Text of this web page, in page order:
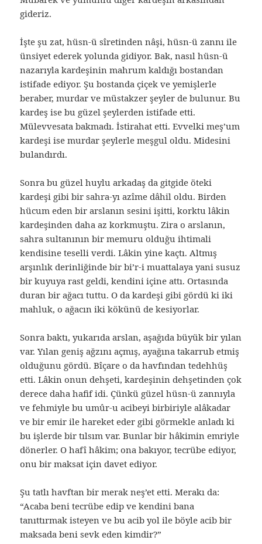
gideriz.
İşte şu zat, hüsn-ü sîretinden nâşi, hüsn-ü zannı ile
ünsiyet ederek yolunda gidiyor. Bak, nasıl hüsn-ü
nazarıyla kardeşinin mahrum kaldığı bostandan
istifade ediyor. Şu bostanda çiçek ve yemişlerle
beraber, murdar ve müstakzer şeyler de bulunur. Bu
kardeş ise bu güzel şeylerden istifade etti.
Mülevvesata bakmadı. İstirahat etti. Evvelki meş’um
kardeşi ise murdar şeylerle meşgul oldu. Midesini
bulandırdı.
Sonra bu güzel huylu arkadaş da gitgide öteki
kardeşi gibi bir sahra-yı azîme dâhil oldu. Birden
hücum eden bir arslanın sesini işitti, korktu lâkin
kardeşinden daha az korkmuştu. Zira o arslanın,
sahra sultanının bir memuru olduğu ihtimali
kendisine teselli verdi. Lâkin yine kaçtı. Altmış
arşınlık derinliğinde bir bi’r-i muattalaya yani susuz
bir kuyuya rast geldi, kendini içine attı. Ortasında
duran bir ağacı tuttu. O da kardeşi gibi gördü ki iki
mahluk, o ağacın iki kökünü de kesiyorlar.
Sonra baktı, yukarıda arslan, aşağıda büyük bir yılan
var. Yılan geniş ağzını açmış, ayağına takarrub etmiş
olduğunu gördü. Bîçare o da havfından tedehhüş
etti. Lâkin onun dehşeti, kardeşinin dehşetinden çok
derece daha hafif idi. Çünkü güzel hüsn-ü zannıyla
ve fehmiyle bu umûr-u acibeyi birbiriyle alâkadar
ve bir emir ile hareket eder gibi görmekle anladı ki
bu işlerde bir tılsım var. Bunlar bir hâkimin emriyle
dönerler. O hafî hâkim; ona bakıyor, tecrübe ediyor,
onu bir maksat için davet ediyor.
Şu tatlı havftan bir merak neş’et etti. Merakı da:
“Acaba beni tecrübe edip ve kendini bana
tanıttırmak isteyen ve bu acib yol ile böyle acib bir
maksada beni sevk eden kimdir?”